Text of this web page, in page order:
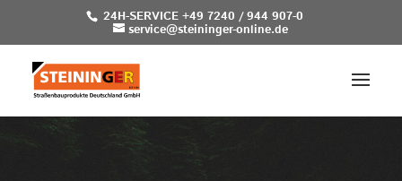
24H-SERVICE +49 7240 / 944 907-0
service@steininger-online.de